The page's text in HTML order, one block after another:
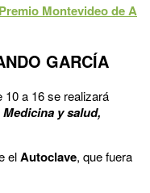
Montevideo de A
GARCÍA
10 a 16 se realizará
Medicina y salud,
elAutoclave, que fuera